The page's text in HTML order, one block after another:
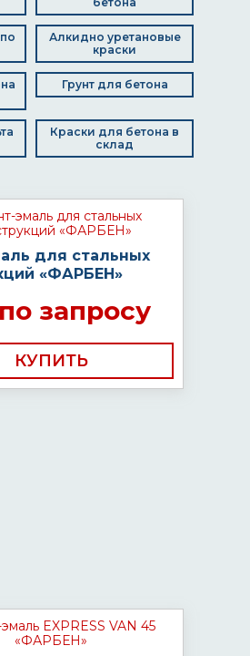
Алкидно уретановые
краски
Грунт для бетона
Краски для бетона в
склад
для стальных
«ФАРБЕН»
запросу
КУПИТЬ